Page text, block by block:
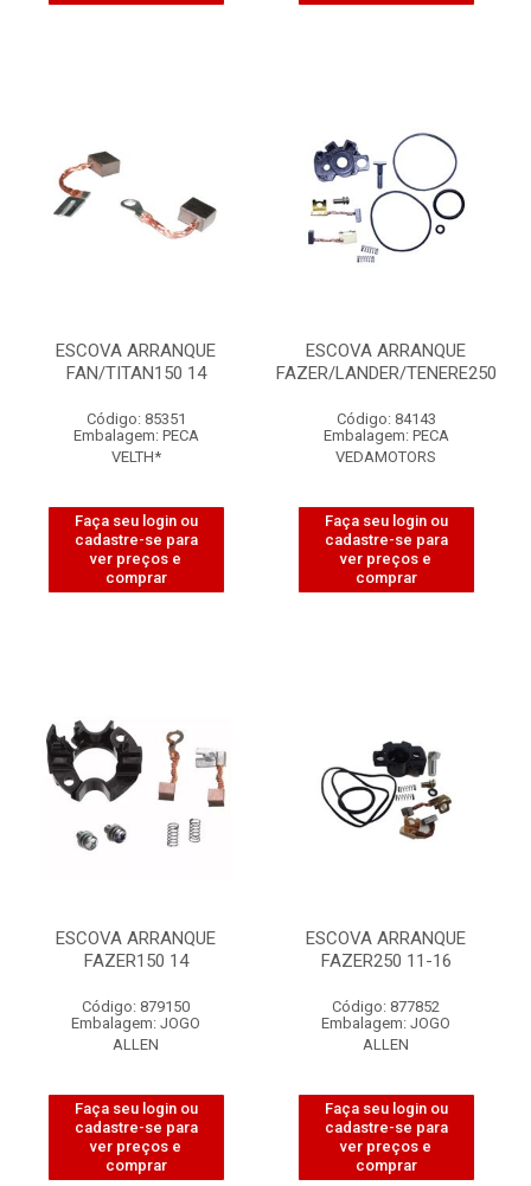
ESCOVA ARRANQUE
FAN/TITAN150 14
Código: 85351
Embalagem: PECA
VELTH*
Faça seu login ou
cadastre-se para
ver preços e
comprar
ESCOVA ARRANQUE
FAZER/LANDER/TENERE250
Código: 84143
Embalagem: PECA
VEDAMOTORS
Faça seu login ou
cadastre-se para
ver preços e
comprar
ESCOVA ARRANQUE
FAZER150 14
Código: 879150
Embalagem: JOGO
ALLEN
Faça seu login ou
cadastre-se para
ver preços e
comprar
ESCOVA ARRANQUE
FAZER250 11-16
Código: 877852
Embalagem: JOGO
ALLEN
Faça seu login ou
cadastre-se para
ver preços e
comprar